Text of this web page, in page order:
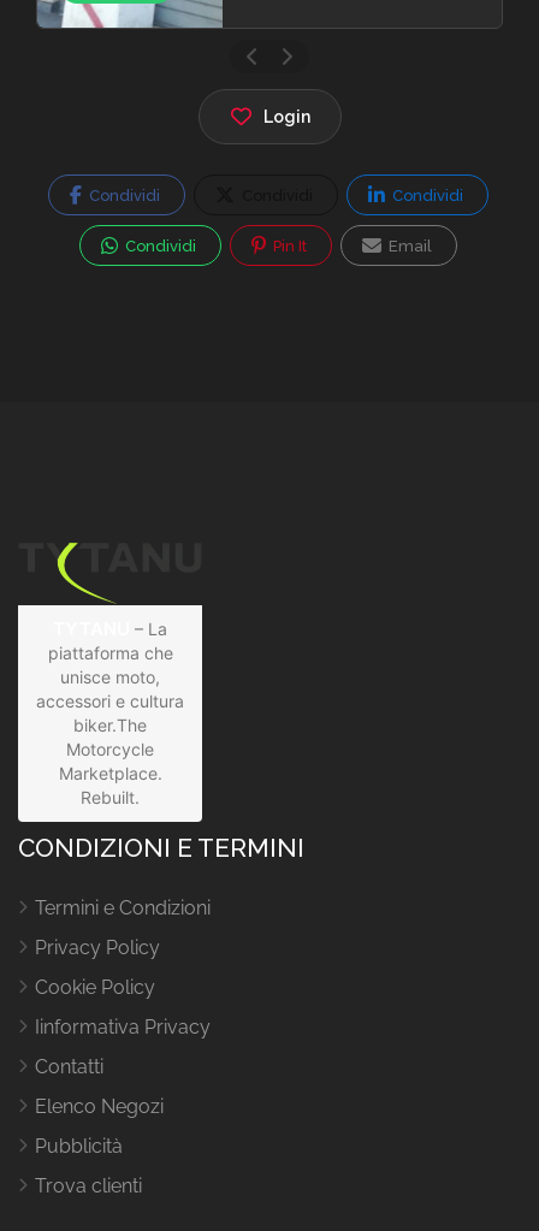
Login
Condividi Condividi
Condividi Pin It Email
– La
piattaforma che
unisce moto,
accessori e cultura
biker.The
Motorcycle
Marketplace.
Rebuilt.
CONDIZIONI E TERMINI
Termini e Condizioni
Privacy Policy
Cookie Policy
Iinformativa Privacy
Contatti
Elenco Negozi
Pubblicità
Trova clienti